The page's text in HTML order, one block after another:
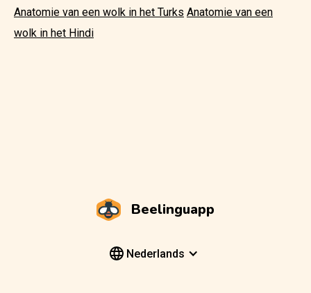
Anatomie van een wolk in het Turks Anatomie van een
wolk in het Hindi
Beelinguapp
Nederlands